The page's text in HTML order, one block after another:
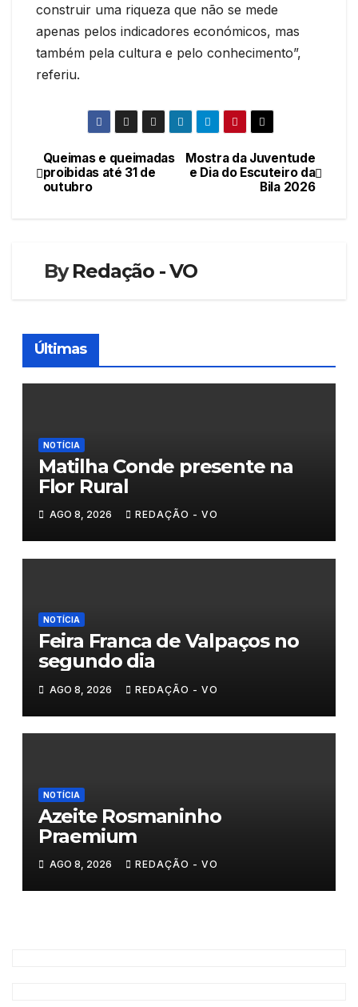
construir uma riqueza que não se mede
apenas pelos indicadores económicos, mas
também pela cultura e pelo conhecimento”,
referiu.
Navegação
de
Mostra da Juventude
e Dia do Escuteiro da
Bila 2026
Queimas e queimadas
proibidas até 31 de
outubro
ByRedação - VO
Últimas
NOTÍCIA
Matilha Conde presente na
Flor Rural
AGO 8, 2026 REDAÇÃO - VO
NOTÍCIA
Feira Franca de Valpaços no
segundo dia
AGO 8, 2026 REDAÇÃO - VO
NOTÍCIA
Azeite Rosmaninho
Praemium
AGO 8, 2026 REDAÇÃO - VO